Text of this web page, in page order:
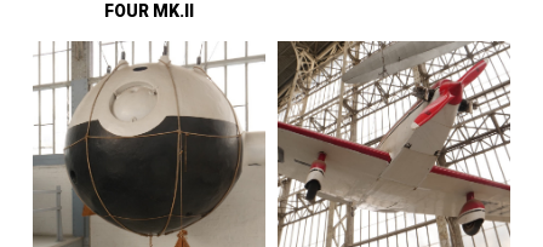
FOUR MK.II
Avion de tourisme -
Royaume-Uni - Premier vol
début 1932 - Vit. Max. 257
km/h - Entre au musée en
1975.
1919 - 1945 |Avion
Planeur et moto-aviette -
Belgique - Premier vol en
1923 - Entra au musée en
1927.
1919 - 1945 |Planeur